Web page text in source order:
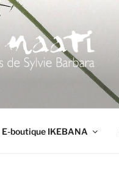
E-boutique IKEBANA